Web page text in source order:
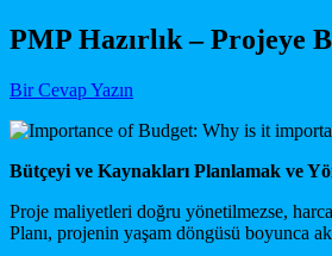
PMP Hazırlık – Projeye
Bir Cevap Yazın
Bütçeyi ve Kaynakları Planlamak ve
Proje maliyetleri doğru yönetilmezse,
Planı, projenin yaşam döngüsü boyunca